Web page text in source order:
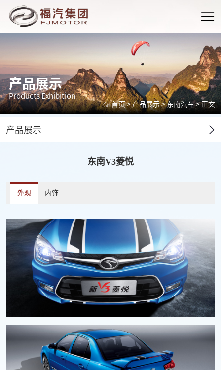
产品展示
Products Exhibition
首页>产品展示>东南汽车> 正文
产品展示
东南V3菱悦
外观 内饰